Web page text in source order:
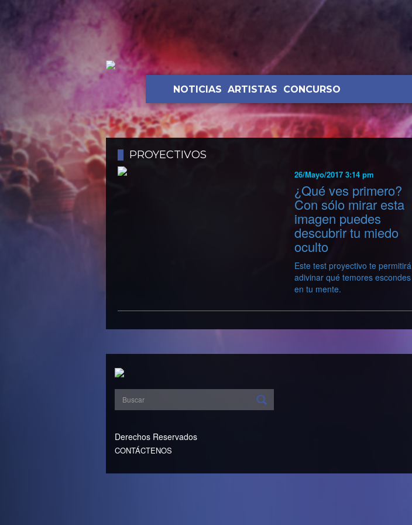
NOTICIAS ARTISTAS CONCURSO
PROYECTIVOS
26/Mayo/2017 3:14 pm
¿Qué ves primero?
Con sólo mirar esta
imagen puedes
descubrir tu miedo
oculto
Este test proyectivo te permitirá
adivinar qué temores escondes
en tu mente.
Derechos Reservados
CONTÁCTENOS